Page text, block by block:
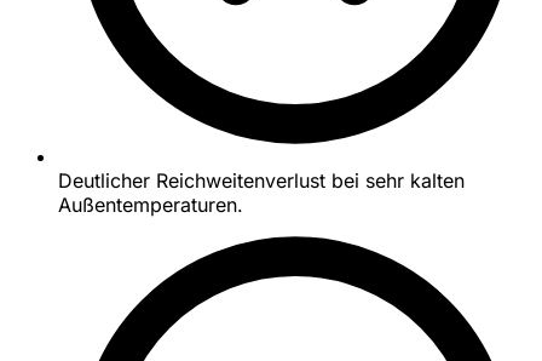
Deutlicher Reichweitenverlust bei sehr kalten
Außentemperaturen.